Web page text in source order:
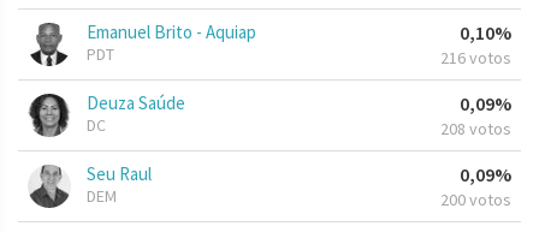
Emanuel Brito - Aquiap
PDT
0,10%
216 votos
Deuza Saúde
DC
0,09%
208 votos
Seu Raul
DEM
0,09%
200 votos